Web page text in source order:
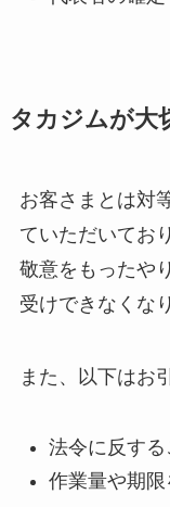
タカジムが大
お客さまとは対
ていただいてお
敬意をもったや
受けできなくな
また、以下はお
法令に反す
作業量や期